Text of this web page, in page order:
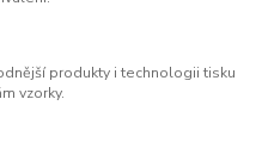
produkty i technologii tisku
vzorky.